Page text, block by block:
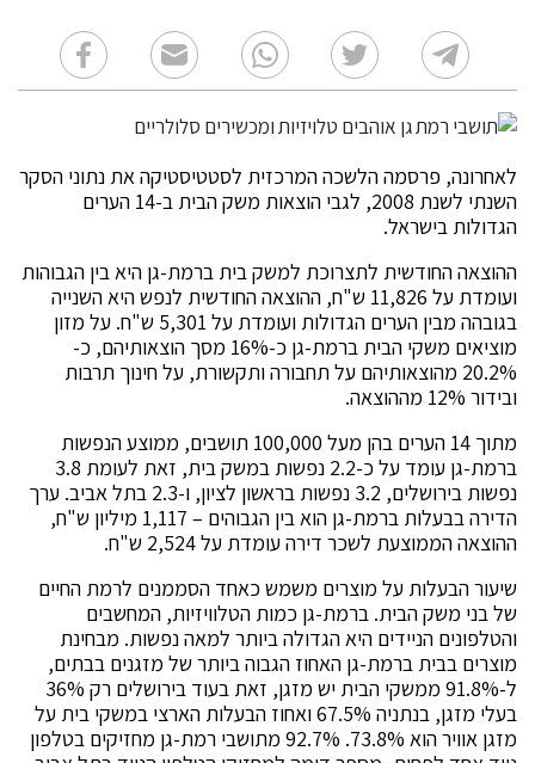
לאחרונה, פרסמה הלשכה המרכזית לסטטיסטיקה את נתוני הסקר
השנתי לשנת 2008, לגבי הוצאות משק הבית ב-14 הערים
הגדולות בישראל.
ההוצאה החודשית לתצרוכת למשק בית ברמת-גן היא בין הגבוהות
ועומדת על 11,826 ש"ח, ההוצאה החודשית לנפש היא השנייה
בגובהה מבין הערים הגדולות ועומדת על 5,301 ש"ח. על מזון
מוציאים משקי הבית ברמת-גן כ-16% מסך הוצאותיהם, כ-
20.2% מהוצאותיהם על תחבורה ותקשורת, על חינוך תרבות
ובידור 12% מההוצאה.
מתוך 14 הערים בהן מעל 100,000 תושבים, ממוצע הנפשות
ברמת-גן עומד על כ-2.2 נפשות במשק בית, זאת לעומת 3.8
נפשות בירושלים, 3.2 נפשות בראשון לציון, ו-2.3 בתל אביב. ערך
הדירה בבעלות ברמת-גן הוא בין הגבוהים – 1,117 מיליון ש"ח,
ההוצאה הממוצעת לשכר דירה עומדת על 2,524 ש"ח.
שיעור הבעלות על מוצרים משמש כאחד הסממנים לרמת החיים
של בני משק הבית. ברמת-גן כמות הטלוויזיות, המחשבים
והטלפונים הניידים היא הגדולה ביותר למאה נפשות. מבחינת
מוצרים בבית ברמת-גן האחוז הגבוה ביותר של מזגנים בבתים,
ל-91.8% ממשקי הבית יש מזגן, זאת בעוד בירושלים רק 36%
בעלי מזגן, בנתניה 67.5% ואחוז הבעלות הארצי במשקי בית על
מזגן אוויר הוא 73.8%. 92.7% מתושבי רמת-גן מחזיקים בטלפון